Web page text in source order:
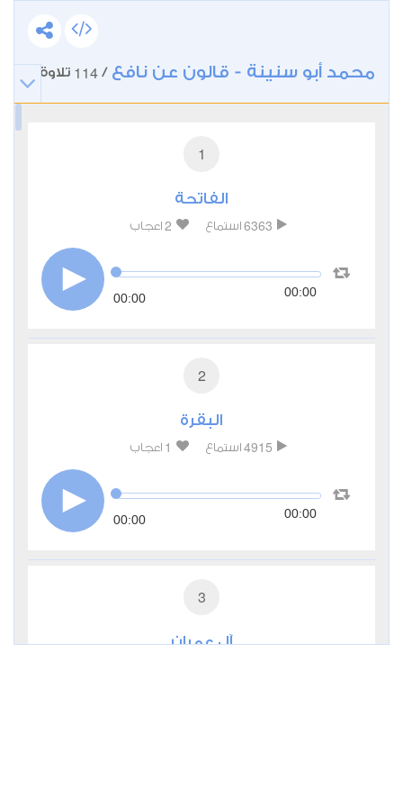
محمد أبو سنينة - قالون عن نافع /
114 تلاوة
1
الفاتحة
6363 استماع 2 اعجاب
00:00 00:00
2
البقرة
4915 استماع 1 اعجاب
00:00 00:00
3
آل عمران